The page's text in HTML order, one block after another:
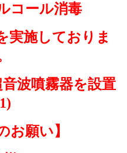
コール消毒
実施しておりま
音波噴霧器を設置
お願い】